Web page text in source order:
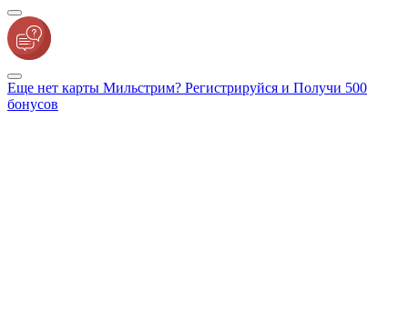
Еще нет карты Мильстрим? Регистрируйся и Получи 500
бонусов